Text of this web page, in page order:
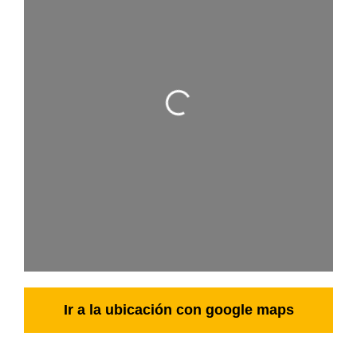
Cargando…
Ir a la ubicación con google maps